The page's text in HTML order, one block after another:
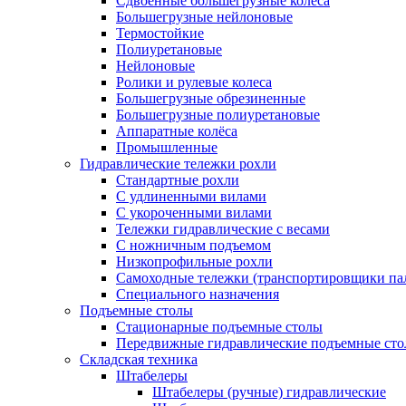
Большегрузные нейлоновые
Термостойкие
Полиуретановые
Нейлоновые
Ролики и рулевые колеса
Большегрузные обрезиненные
Большегрузные полиуретановые
Аппаратные колёса
Промышленные
Гидравлические тележки рохли
Стандартные рохли
С удлиненными вилами
С укороченными вилами
Тележки гидравлические с весами
С ножничным подъемом
Низкопрофильные рохли
Самоходные тележки (транспортировщики
Специального назначения
Подъемные столы
Стационарные подъемные столы
Передвижные гидравлические подъемные
Складская техника
Штабелеры
Штабелеры (ручные) гидравлические